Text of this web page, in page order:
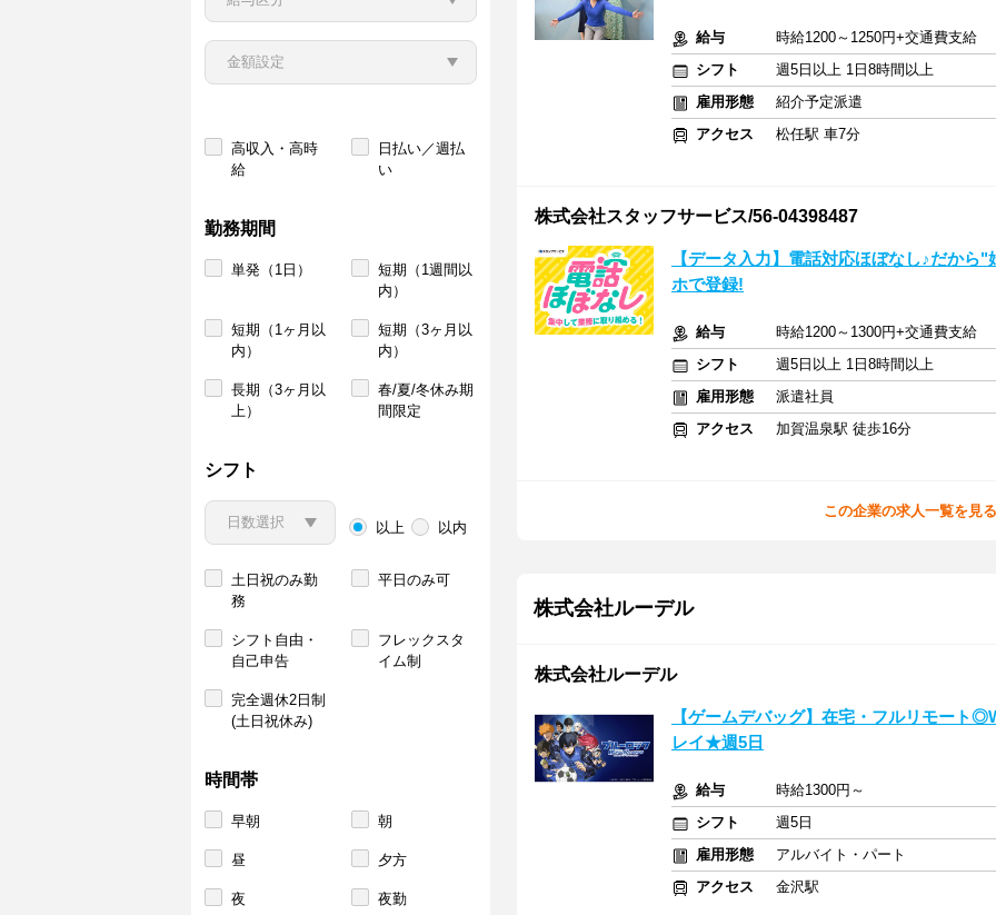
高収入・高時
給
日払い／週払
い
勤務期間
単発（1日）
短期（1週間以
内）
短期（1ヶ月以
内）
短期（3ヶ月以
内）
長期（3ヶ月以
上）
春/夏/冬休み期
間限定
シフト
以上 以内
土日祝のみ勤
務
平日のみ可
シフト自由・
自己申告
フレックスタ
イム制
完全週休2日制
(土日祝休み)
時間帯
早朝 朝
昼 夕方
夜 夜勤
給与
時給1200～1250円+交通費支給
シフト
週5日以上 1日8時間以上
雇用形態
紹介予定派遣
アクセス
松任駅 車7分
株式会社スタッフサービス/56-04398487
【データ入力】電話対応ほぼなし♪だか
ホで登録!
給与
時給1200～1300円+交通費支給
シフト
週5日以上 1日8時間以上
雇用形態
派遣社員
アクセス
加賀温泉駅 徒歩16分
この企業の求人一覧を見る
株式会社ルーデル
株式会社ルーデル
【ゲームデバッグ】在宅・フルリモート
レイ★週5日
給与
時給1300円～
シフト
週5日
雇用形態
アルバイト・パート
アクセス
金沢駅